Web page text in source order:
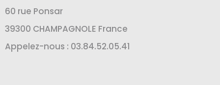
60 rue Ponsar
39300 CHAMPAGNOLE France
Appelez-nous : 03.84.52.05.41